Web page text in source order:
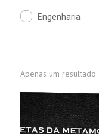
Engenharia
Apenas um resultado